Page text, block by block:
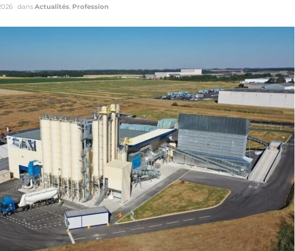
dansActualités Profession